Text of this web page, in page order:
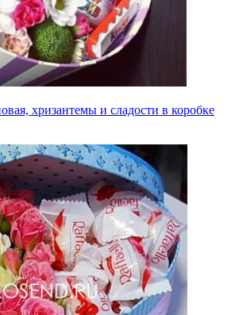
хризантемы и сладости в коробке